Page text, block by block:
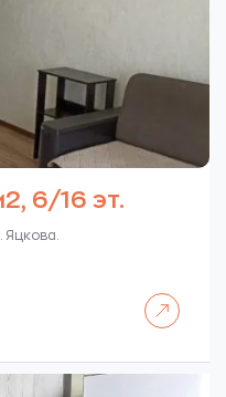
6/16 эт.
Яцкова.